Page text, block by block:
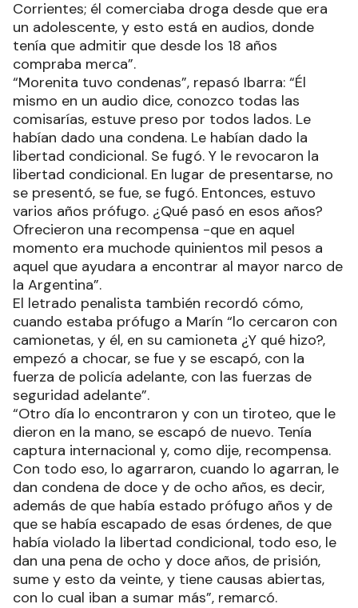
Corrientes; él comerciaba droga desde que era
un adolescente, y esto está en audios, donde
tenía que admitir que desde los 18 años
compraba merca”.
“Morenita tuvo condenas”, repasó Ibarra: “Él
mismo en un audio dice, conozco todas las
comisarías, estuve preso por todos lados. Le
habían dado una condena. Le habían dado la
libertad condicional. Se fugó. Y le revocaron la
libertad condicional. En lugar de presentarse, no
se presentó, se fue, se fugó. Entonces, estuvo
varios años prófugo. ¿Qué pasó en esos años?
Ofrecieron una recompensa -que en aquel
momento era muchode quinientos mil pesos a
aquel que ayudara a encontrar al mayor narco de
la Argentina”.
El letrado penalista también recordó cómo,
cuando estaba prófugo a Marín “lo cercaron con
camionetas, y él, en su camioneta ¿Y qué hizo?,
empezó a chocar, se fue y se escapó, con la
fuerza de policía adelante, con las fuerzas de
seguridad adelante”.
“Otro día lo encontraron y con un tiroteo, que le
dieron en la mano, se escapó de nuevo. Tenía
captura internacional y, como dije, recompensa.
Con todo eso, lo agarraron, cuando lo agarran, le
dan condena de doce y de ocho años, es decir,
además de que había estado prófugo años y de
que se había escapado de esas órdenes, de que
había violado la libertad condicional, todo eso, le
dan una pena de ocho y doce años, de prisión,
sume y esto da veinte, y tiene causas abiertas,
con lo cual iban a sumar más”, remarcó.